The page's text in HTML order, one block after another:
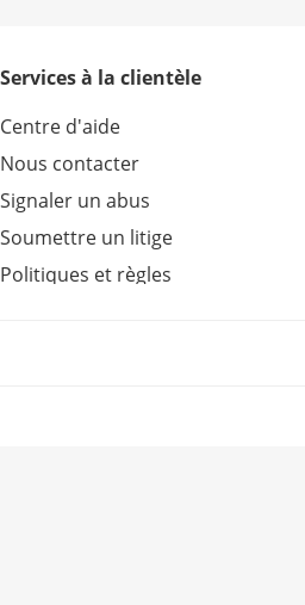
Services à la clientèle
Centre d'aide
Nous contacter
Signaler un abus
Soumettre un litige
Politiques et règles